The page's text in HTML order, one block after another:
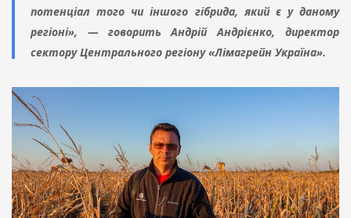
потенціал того чи іншого гібрида, який є у даному
регіоні», — говорить Андрій Андрієнко, директор
сектору Центрального регіону «Лімагрейн Україна».